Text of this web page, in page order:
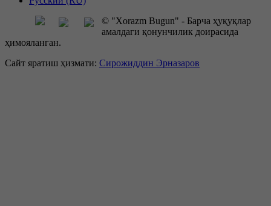
© "Xorazm Bugun" - Барча ҳуқуқлар
амалдаги қонунчилик доирасида
ҳимояланган.
Сайт яратиш ҳизмати: Сирожиддин Эрназаров